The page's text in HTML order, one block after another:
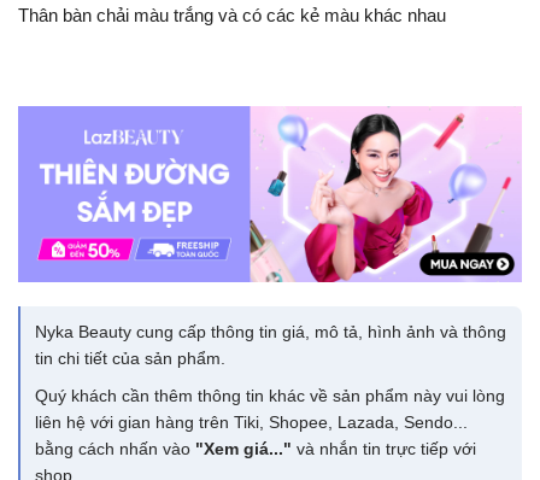
Thân bàn chải màu trắng và có các kẻ màu khác nhau
Nyka Beauty cung cấp thông tin giá, mô tả, hình ảnh và thông
tin chi tiết của sản phẩm.
Quý khách cần thêm thông tin khác về sản phẩm này vui lòng
liên hệ với gian hàng trên Tiki, Shopee, Lazada, Sendo...
bằng cách nhấn vào "Xem giá..." và nhắn tin trực tiếp với
shop.